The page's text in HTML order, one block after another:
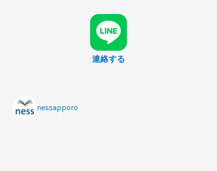
連絡する
nessapporo